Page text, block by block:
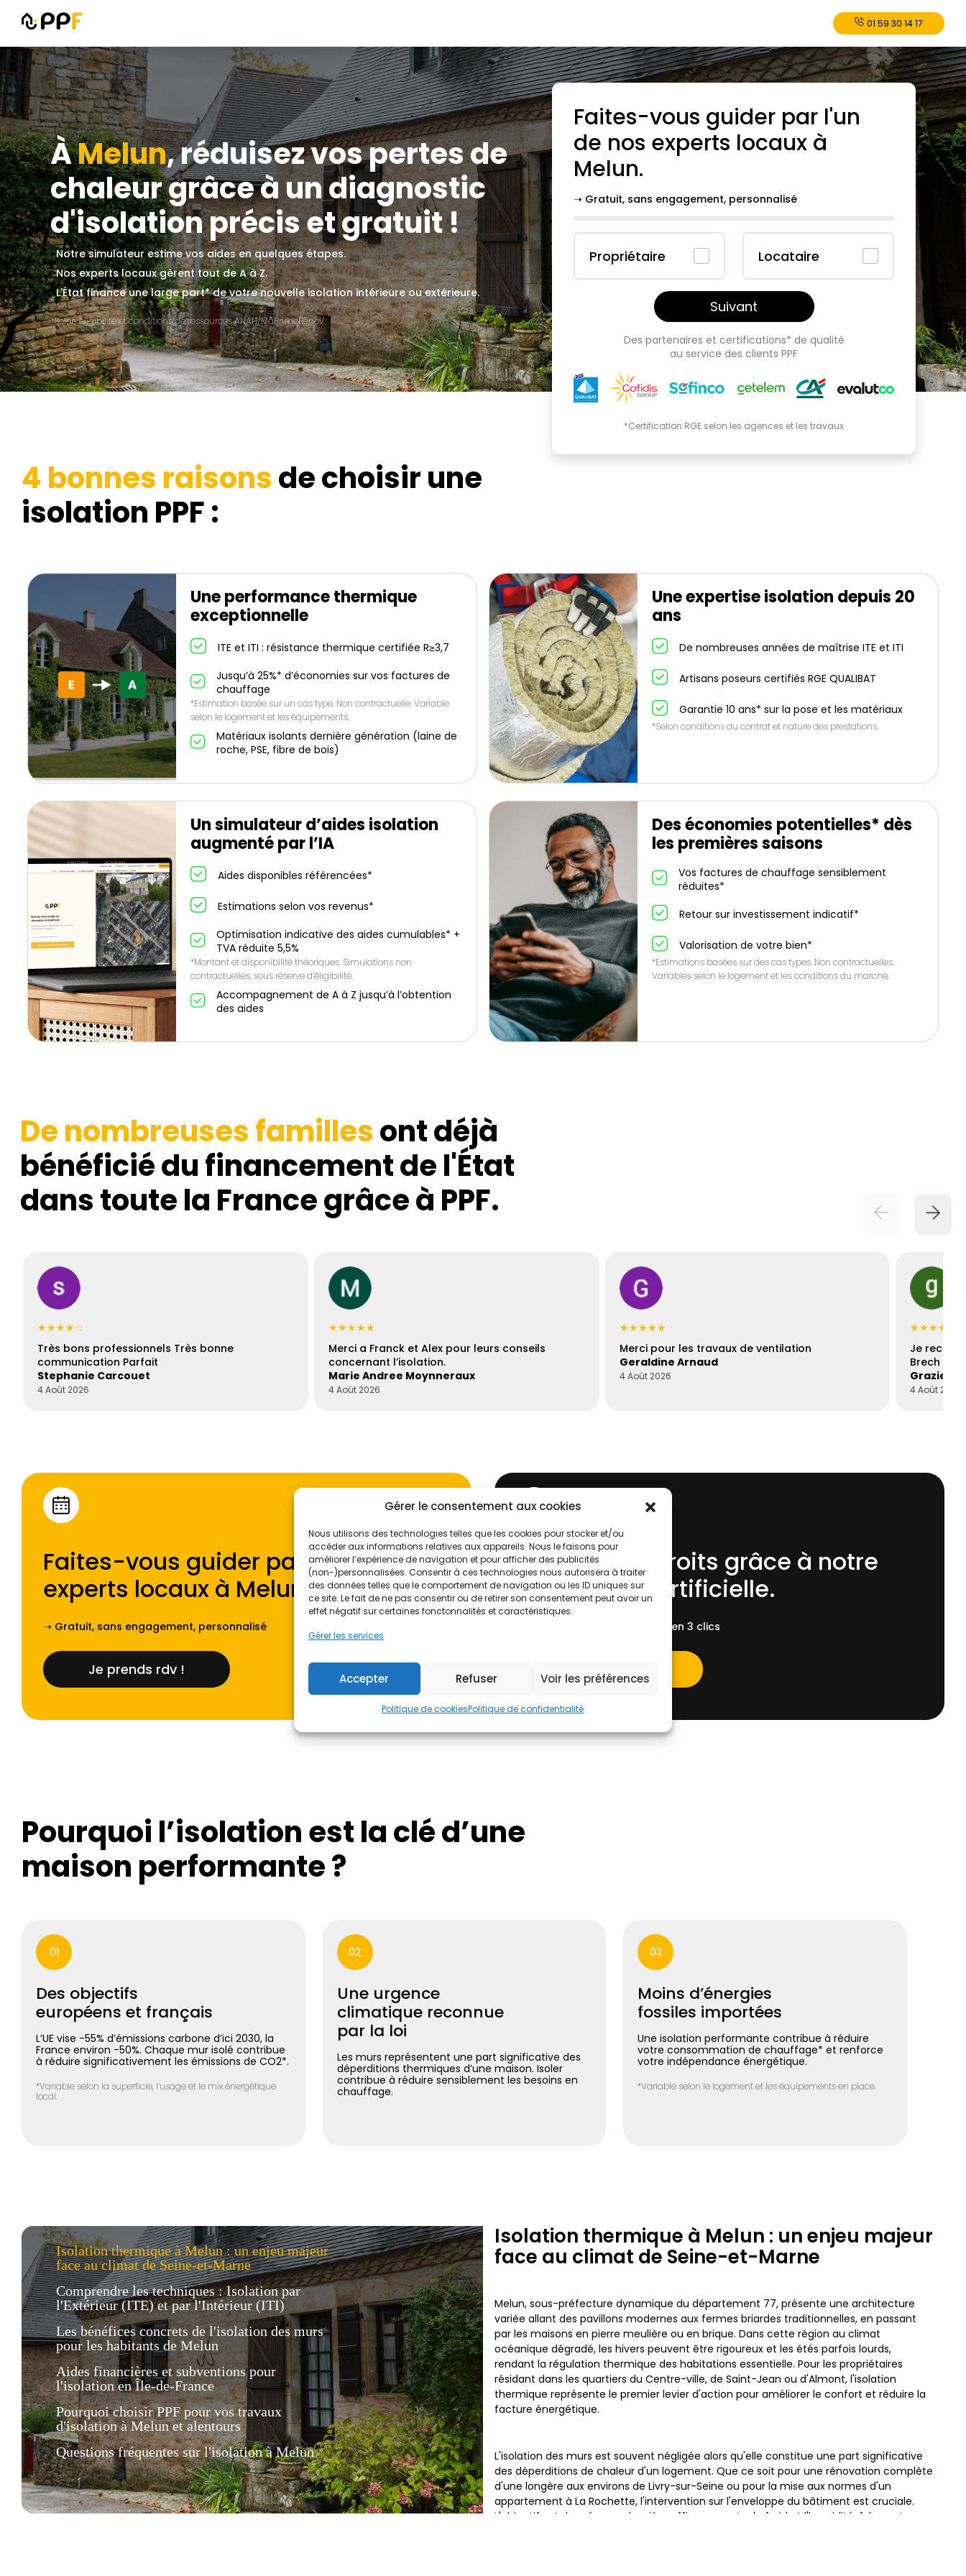
Gérer le consentement aux cookies
Nous utilisons des technologies telles que les cookies pour stocker et/ou
accéder aux informations relatives aux appareils. Nous le faisons pour
améliorer l’expérience de navigation et pour afficher des publicités
(non-)personnalisées. Consentir à ces technologies nous autorisera à traiter
des données telles que le comportement de navigation ou les ID uniques sur
ce site. Le fait de ne pas consentir ou de retirer son consentement peut avoir un
effet négatif sur certaines fonctonnalités et caractéristiques.
Gérer les services
Accepter Refuser Voir les préférences
Politique de cookiesPolitique de confidentialité
01 59 30 14 17
ÀMelun, réduisez vos pertes de
chaleur grâce à un diagnostic
d'isolation précis et gratuit !
Notre simulateur estime vos aides en quelques étapes.
Nos experts locaux gèrent tout de A à Z.
L'État finance une large part* de votre nouvelle isolation intérieure ou extérieure.
*Selon éligibilité et conditions de ressources ANAH/MaPrimeRénov'.
Faites-vous guider par l'un
de nos experts locaux à
Melun.
➝ Gratuit, sans engagement, personnalisé
Propriétaire Locataire
Suivant
Des partenaires et certifications* de qualité
au service des clients PPF
*Certification RGE selon les agences et les travaux
4 bonnes raisonsde choisir une
isolation PPF :
Une performance thermique
exceptionnelle
ITE et ITI : résistance thermique certifiée R≥3,7
Jusqu’à 25%* d’économies sur vos factures de
chauffage
*Estimation basée sur un cas type. Non contractuelle. Variable
selon le logement et les équipements.
Matériaux isolants dernière génération (laine de
roche, PSE, fibre de bois)
Une expertise isolation depuis 20
ans
De nombreuses années de maîtrise ITE et ITI
Artisans poseurs certifiés RGE QUALIBAT
Garantie 10 ans* sur la pose et les matériaux
*Selon conditions du contrat et nature des prestations.
Un simulateur d’aides isolation
augmenté par l’IA
Aides disponibles référencées*
Estimations selon vos revenus*
Optimisation indicative des aides cumulables* +
TVA réduite 5,5%
*Montant et disponibilité théoriques. Simulations non
contractuelles, sous réserve d’éligibilité.
Accompagnement de A à Z jusqu’à l’obtention
des aides
Des économies potentielles* dès
les premières saisons
Vos factures de chauffage sensiblement
réduites*
Retour sur investissement indicatif*
Valorisation de votre bien*
*Estimations basées sur des cas types. Non contractuelles.
Variables selon le logement et les conditions du marché.
De nombreuses famillesont déjà
bénéficié du financement de l'État
dans toute la France grâce à PPF.
★★★★☆
Très bons professionnels Très bonne
communication Parfait
Stephanie Carcouet
4 Août 2026
★★★★★
Merci a Franck et Alex pour leurs conseils
concernant l’isolation.
Marie Andree Moynneraux
4 Août 2026
★★★★★
Merci pour les travaux de ventilation
Geraldine Arnaud
4 Août 2026
★★★★★
Je
Brech est
Graziella
4 Août 2026
Faites-vous guider par l'un de nos
experts locaux à Melun .
➝ Gratuit, sans engagement, personnalisé
Je prends rdv !
Évaluez vos droits grâce à notre
Intelligence Artificielle.
➝ Gratuit, sans engagement, en 3 clics
J'évalue !
Pourquoi l’isolation est la clé d’une
maison performante ?
01
Des objectifs
européens et français
L’UE vise -55% d’émissions carbone d’ici 2030, la
France environ -50%. Chaque mur isolé contribue
à réduire significativement les émissions de CO2*.
*Variable selon la superficie, l’usage et le mix énergétique
local.
02
Une urgence
climatique reconnue
par la loi
Les murs représentent une part significative des
déperditions thermiques d’une maison. Isoler
contribue à réduire sensiblement les besoins en
chauffage.
03
Moins d’énergies
fossiles importées
Une isolation performante contribue à réduire
votre consommation de chauffage* et renforce
votre indépendance énergétique.
*Variable selon le logement et les équipements en place.
Isolation thermique à Melun : un enjeu majeur
face au climat de Seine-et-Marne
Comprendre les techniques : Isolation par
l'Extérieur (ITE) et par l'Intérieur (ITI)
Les bénéfices concrets de l'isolation des murs
pour les habitants de Melun
Aides financières et subventions pour
l'isolation en Île-de-France
Pourquoi choisir PPF pour vos travaux
d'isolation à Melun et alentours
Questions fréquentes sur l'isolation à Melun
Isolation thermique à Melun : un enjeu majeur
face au climat de Seine-et-Marne
Melun, sous-préfecture dynamique du département 77, présente une architecture
variée allant des pavillons modernes aux fermes briardes traditionnelles, en passant
par les maisons en pierre meulière ou en brique. Dans cette région au climat
océanique dégradé, les hivers peuvent être rigoureux et les étés parfois lourds,
rendant la régulation thermique des habitations essentielle. Pour les propriétaires
résidant dans les quartiers du Centre-ville, de Saint-Jean ou d'Almont, l'isolation
thermique représente le premier levier d'action pour améliorer le confort et réduire la
facture énergétique.
L'isolation des murs est souvent négligée alors qu'elle constitue une part significative
des déperditions de chaleur d'un logement. Que ce soit pour une rénovation complète
d'une longère aux environs de Livry-sur-Seine ou pour la mise aux normes d'un
appartement à La Rochette, l'intervention sur l'enveloppe du bâtiment est cruciale.
L'objectif est de créer une barrière efficace contre le froid et l'humidité, fréquents